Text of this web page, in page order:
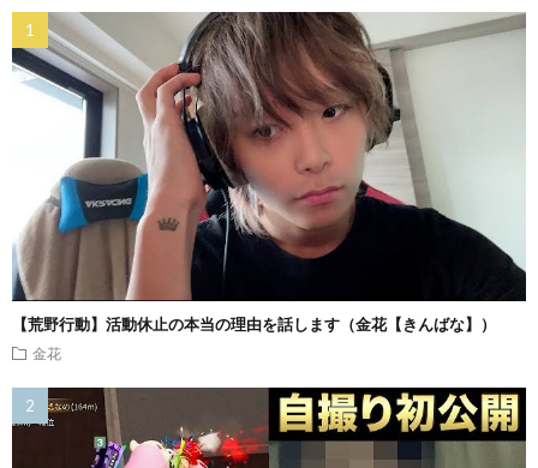
【荒野行動】活動休止の本当の理由を話します（金花【きんばな】）
金花